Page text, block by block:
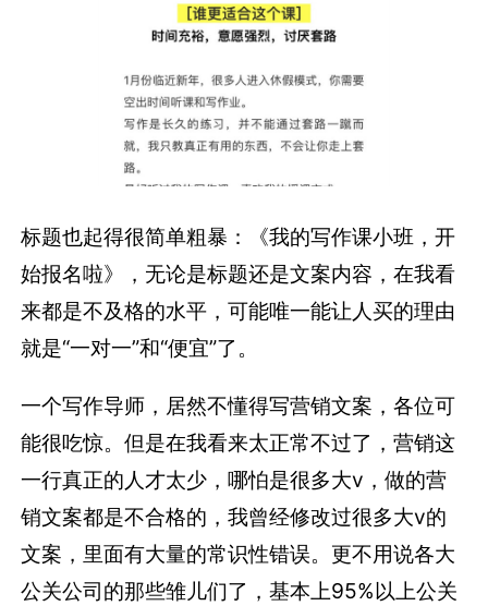
标题也起得很简单粗暴：《我的写作课小班，开
始报名啦》，无论是标题还是文案内容，在我看
来都是不及格的水平，可能唯一能让人买的理由
就是“一对一”和“便宜”了。
一个写作导师，居然不懂得写营销文案，各位可
能很吃惊。但是在我看来太正常不过了，营销这
一行真正的人才太少，哪怕是很多大v，做的营
销文案都是不合格的，我曾经修改过很多大v的
文案，里面有大量的常识性错误。更不用说各大
公关公司的那些雏儿们了，基本上95%以上公关